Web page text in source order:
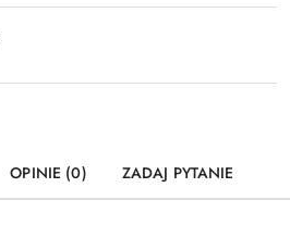
OPINIE (0) ZADAJ PYTANIE